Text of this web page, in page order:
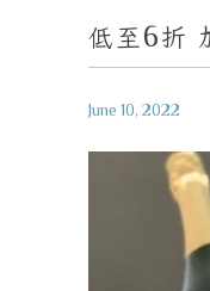
低至6折
June 10, 2022
VIEW CART